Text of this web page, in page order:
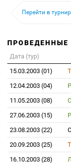
Перейти в турнир
ПРОВЕДЕННЫЕ
Дата (тур)
15.03.2003 (01)
12.04.2003 (04)
11.05.2003 (08)
27.06.2003 (15)
23.08.2003 (22)
20.09.2003 (25)
16.10.2003 (28)